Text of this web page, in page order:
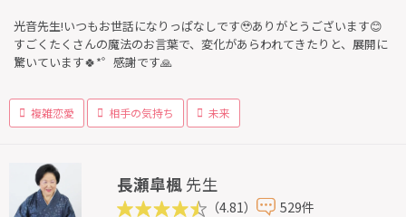
光音先生!いつもお世話になりっぱなしです🥹ありがとうございます😊
すごくたくさんの魔法のお言葉で、変化があらわれてきたりと、展開に
驚いています🍀*゜感謝です🙏
複雑恋愛 相手の気持ち 未来
長瀬皐楓 先生
（4.81） 529件